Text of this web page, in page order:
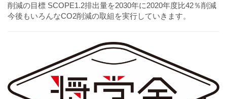
削減の目標 SCOPE1.2排出量を2030年に2020年度比42％削減
今後もいろんなCO2削減の取組を実行していきます。